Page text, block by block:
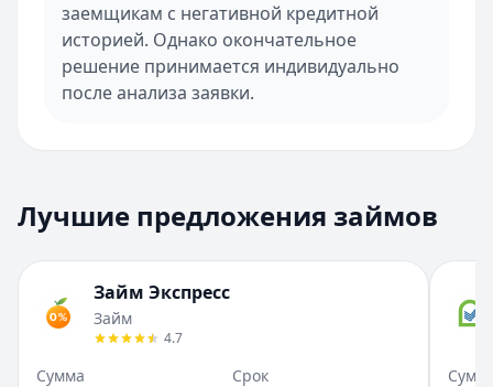
заемщикам с негативной кредитной
историей. Однако окончательное
решение принимается индивидуально
после анализа заявки.
Лучшие предложения займов
Займ Экспресс
Займ
4.7
Сумма Срок